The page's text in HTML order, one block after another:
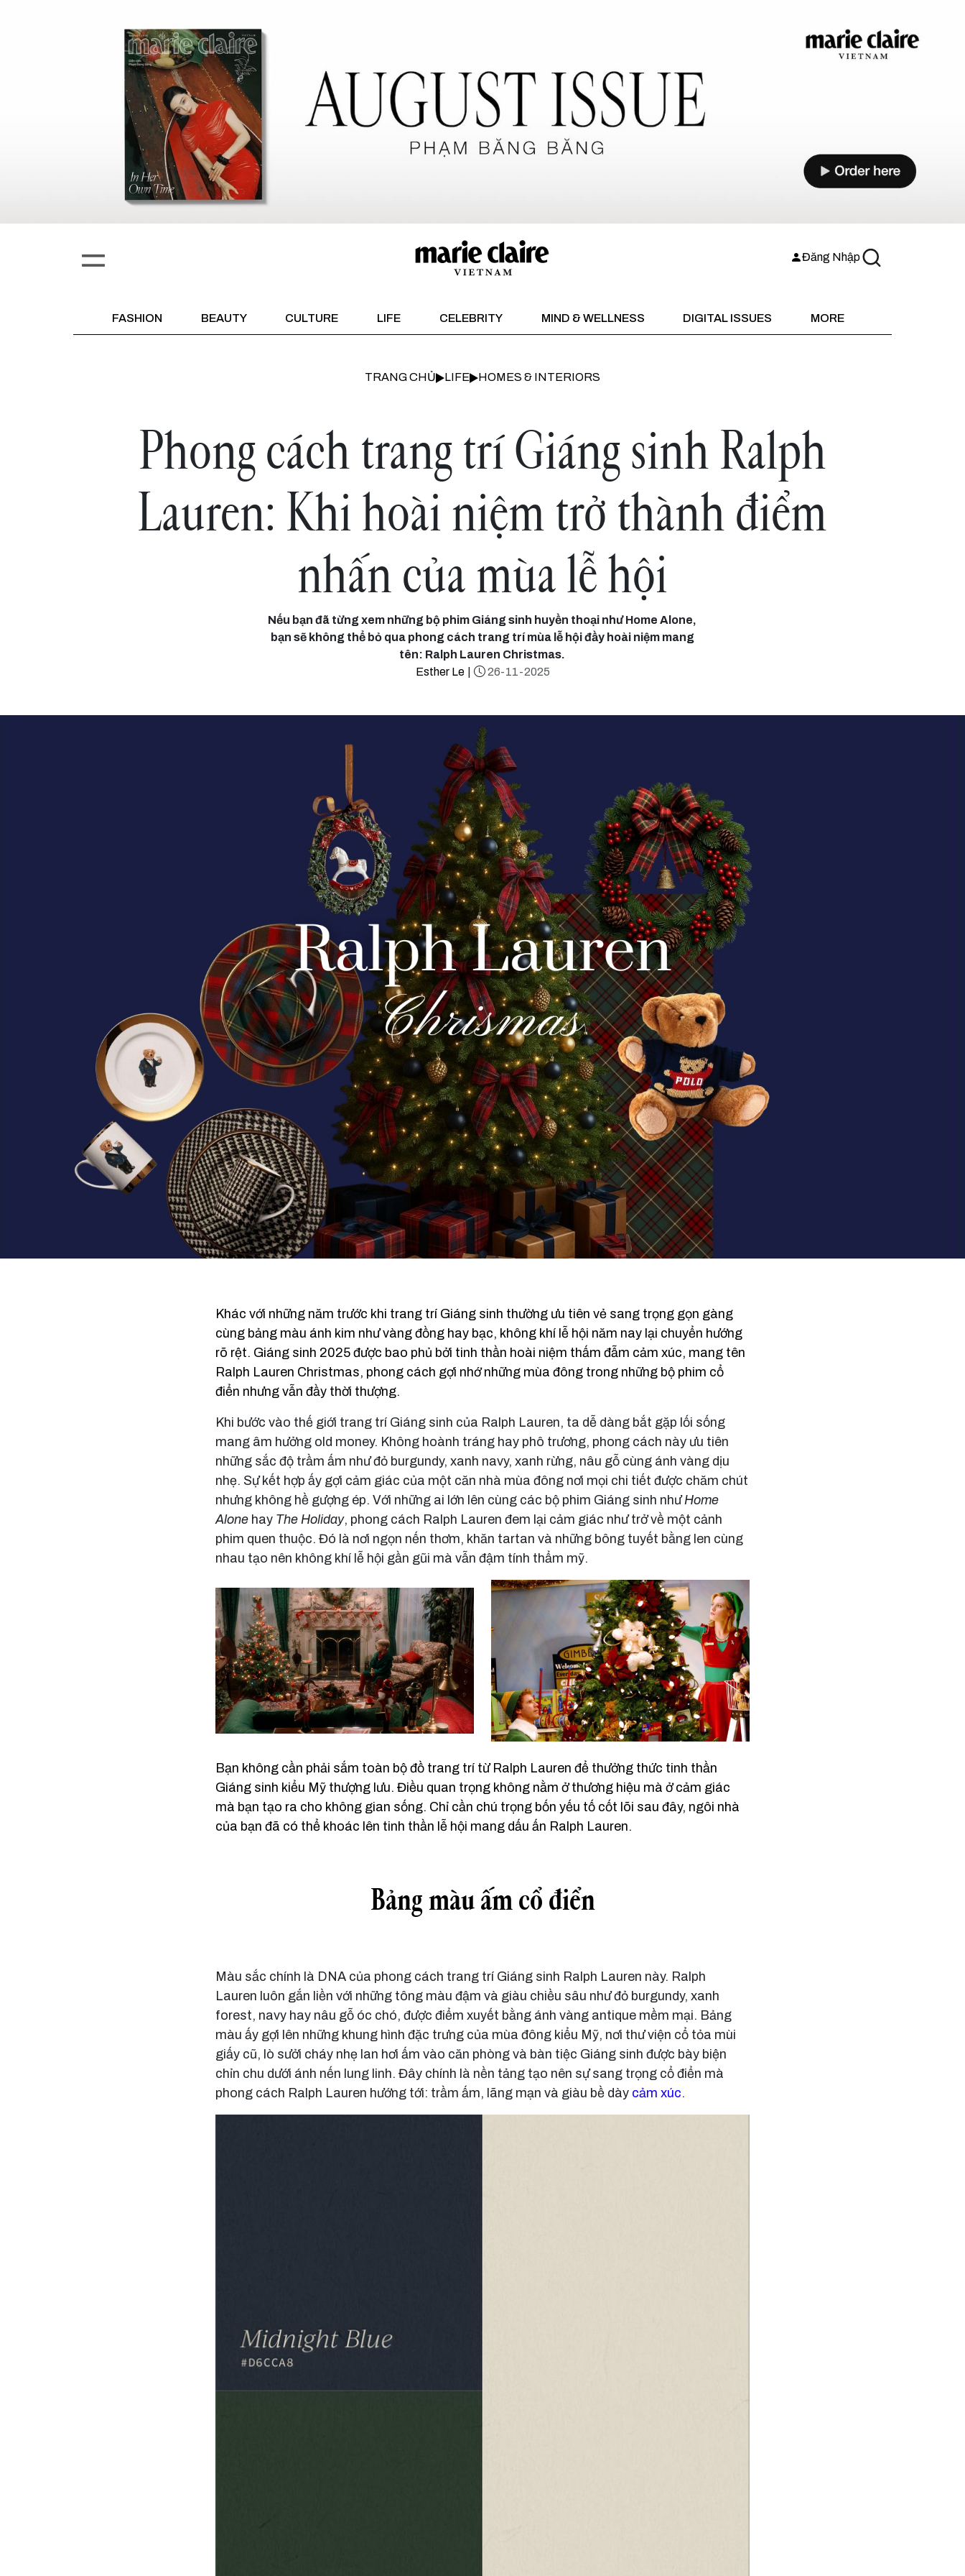
Đăng Nhập
FASHION BEAUTY CULTURE LIFE CELEBRITY MIND & WELLNESS DIGITAL ISSUES MORE
TRANG CHỦ LIFE HOMES & INTERIORS
Phong cách trang trí Giáng sinh Ralph
Lauren: Khi hoài niệm trở thành điểm
nhấn của mùa lễ hội
Nếu bạn đã từng xem những bộ phim Giáng sinh huyền thoại như Home Alone,
bạn sẽ không thể bỏ qua phong cách trang trí mùa lễ hội đầy hoài niệm mang
tên: Ralph Lauren Christmas.
Esther Le
26-11-2025
Khác với những năm trước khi trang trí Giáng sinh thường ưu tiên vẻ sang trọng gọn gàng
cùng bảng màu ánh kim như vàng đồng hay bạc, không khí lễ hội năm nay lại chuyển hướng
rõ rệt. Giáng sinh 2025 được bao phủ bởi tinh thần hoài niệm thấm đẫm cảm xúc, mang tên
Ralph Lauren Christmas, phong cách gợi nhớ những mùa đông trong những bộ phim cổ
điển nhưng vẫn đầy thời thượng.
Khi bước vào thế giới trang trí Giáng sinh của Ralph Lauren, ta dễ dàng bắt gặp lối sống
mang âm hưởng old money. Không hoành tráng hay phô trương, phong cách này ưu tiên
những sắc độ trầm ấm như đỏ burgundy, xanh navy, xanh rừng, nâu gỗ cùng ánh vàng dịu
nhẹ. Sự kết hợp ấy gợi cảm giác của một căn nhà mùa đông nơi mọi chi tiết được chăm chút
nhưng không hề gượng ép. Với những ai lớn lên cùng các bộ phim Giáng sinh nhưHome
Alone hay The Holiday, phong cách Ralph Lauren đem lại cảm giác như trở về một cảnh
phim quen thuộc. Đó là nơi ngọn nến thơm, khăn tartan và những bông tuyết bằng len cùng
nhau tạo nên không khí lễ hội gần gũi mà vẫn đậm tính thẩm mỹ.
Bạn không cần phải sắm toàn bộ đồ trang trí từ Ralph Lauren để thưởng thức tinh thần
Giáng sinh kiểu Mỹ thượng lưu. Điều quan trọng không nằm ởthương hiệu mà ở cảm giác
mà bạn tạo ra cho không gian sống. Chỉ cần chú trọng bốn yếu tố cốt lõi sau đây, ngôi nhà
của bạn đã có thể khoác lên tinh thần lễ hội mang dấu ấn Ralph Lauren.
Bảng màu ấm cổ điển
Màu sắc chính là DNA của phong cách trang trí Giáng sinh Ralph Lauren này. Ralph
Lauren luôn gắn liền với những tông màu đậm và giàu chiều sâu như đỏ burgundy, xanh
forest, navy hay nâu gỗ óc chó, được điểm xuyết bằng ánh vàng antique mềm mại. Bảng
màu ấy gợi lên những khung hình đặc trưng của mùa đông kiểu Mỹ, nơi thư viện cổ tỏa mùi
giấy cũ, lò sưởi cháy nhẹ lan hơi ấm vào căn phòng và bàn tiệc Giáng sinh được bày biện
chỉn chu dưới ánh nến lung linh. Đây chính là nền tảng tạo nên sự sang trọng cổ điển mà
phong cách Ralph Lauren hướng tới: trầm ấm, lãng mạn và giàu bề dày cảm xúc.